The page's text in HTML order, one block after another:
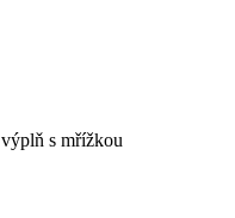
s mřížkou